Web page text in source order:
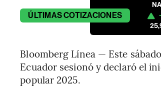
ÚLTIMASCOTIZACIONES
Bloomberg Línea — Este
Ecuador sesionó y declaró el
popular 2025.